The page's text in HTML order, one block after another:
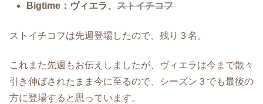
Bigtime：ヴィエラ、ストイチコフ
ストイチコフは先週登場したので、残り３名。
これまた先週もお伝えしましたが、ヴィエラは今まで散々
引き伸ばされたまま今に至るので、シーズン３でも最後の
方に登場すると思っています。